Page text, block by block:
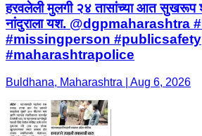
हरवलेली मुलगी २४ तासांच्या आत सुखरूप
नांदुराला यश.
#missingperson #publicsafety
#maharashtrapolice
Buldhana, Maharashtra | Aug 6, 2026